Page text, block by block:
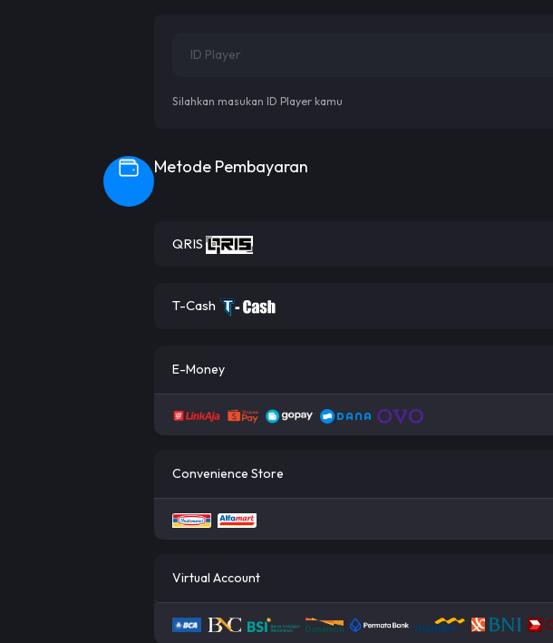
Silahkan masukan ID Player kamu
Metode Pembayaran
QRIS
T-Cash
E-Money
Convenience Store
Virtual Account